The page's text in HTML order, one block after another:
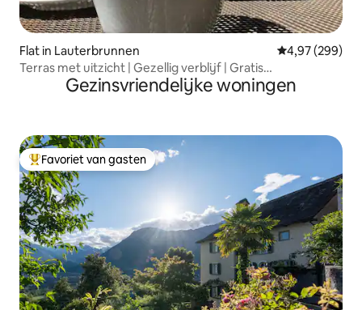
Flat in Lauterbrunnen Gemiddelde
4,97 (299)
Terras met uitzicht | Gezellig verblijf | Gratis
parkeergelegenheid
Gezinsvriendelijke woningen
Topfavoriet van gasten
Favoriet van gasten